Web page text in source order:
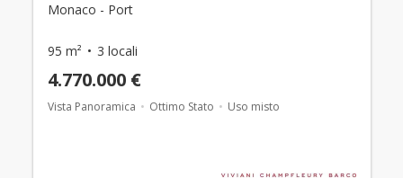
Monaco - Port
95 m² 3 locali
4.770.000 €
Vista Panoramica Ottimo Stato Uso misto